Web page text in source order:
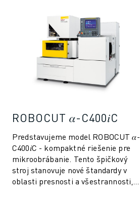
ROBOCUT 𝛼-C400𝑖C
Predstavujeme model ROBOCUT 𝛼-
C400𝑖C - kompaktné riešenie pre
mikroobrábanie. Tento špičkový
stroj stanovuje nové štandardy v
oblasti presnosti a všestrannosti,